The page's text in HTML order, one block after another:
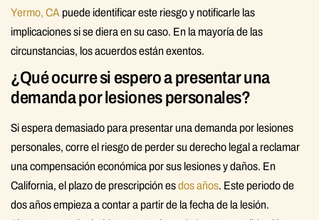
Yermo, CA puede identificar este riesgo y notificarle las
implicaciones si se diera en su caso. En la mayoría de las
circunstancias, los acuerdos están exentos.
¿Qué ocurre si espero a presentar una
demanda por lesiones personales?
Si espera demasiado para presentar una demanda por lesiones
personales, corre el riesgo de perder su derecho legal a reclamar
una compensación económica por sus lesiones y daños. En
California, el plazo de prescripción esdos años. Este periodo de
dos años empieza a contar a partir de la fecha de la lesión.